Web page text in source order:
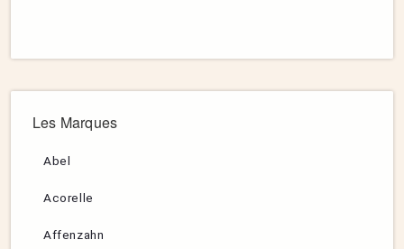
Les Marques
Abel
Acorelle
Affenzahn